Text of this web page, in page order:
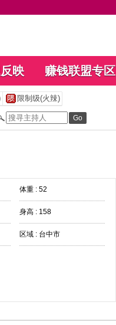
映 赚钱联盟专区
限制级(火辣)
体重 : 52
身高 : 158
区域 : 台中市